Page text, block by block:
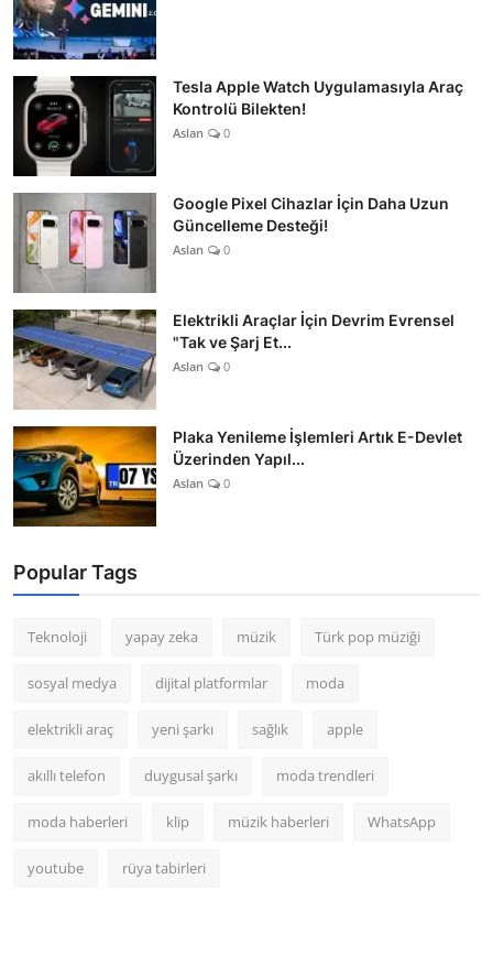
Tesla Apple Watch Uygulamasıyla Araç
Kontrolü Bilekten!
Aslan 0
Google Pixel Cihazlar İçin Daha Uzun
Güncelleme Desteği!
Aslan 0
Elektrikli Araçlar İçin Devrim Evrensel
"Tak ve Şarj Et...
Aslan 0
Plaka Yenileme İşlemleri Artık E-Devlet
Üzerinden Yapıl...
Aslan 0
Popular Tags
Teknoloji yapay zeka müzik Türk pop müziği
sosyal medya dijital platformlar moda
elektrikli araç yeni şarkı sağlık apple
akıllı telefon duygusal şarkı moda trendleri
moda haberleri klip müzik haberleri WhatsApp
youtube rüya tabirleri